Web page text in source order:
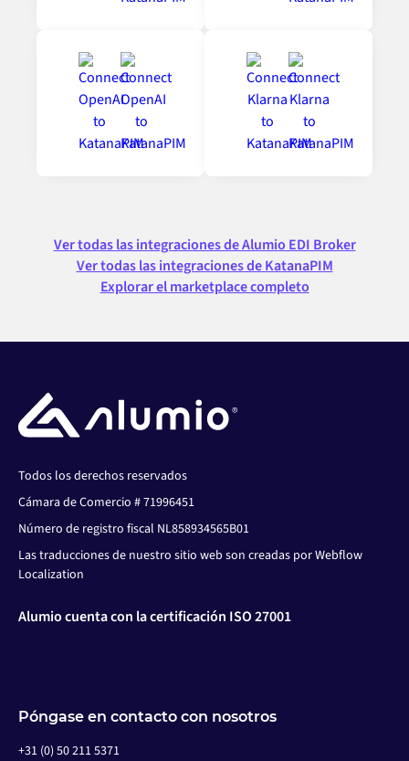
Ver todas las integraciones de Alumio EDI Broker
Ver todas las integraciones de KatanaPIM
Explorar el marketplace completo
Todos los derechos reservados
Cámara de Comercio # 71996451
Número de registro fiscal NL858934565B01
Las traducciones de nuestro sitio web son creadas por Webflow
Localization
Alumio cuenta con la certificación ISO 27001
Póngase en contacto con nosotros
+31 (0) 50 211 5371